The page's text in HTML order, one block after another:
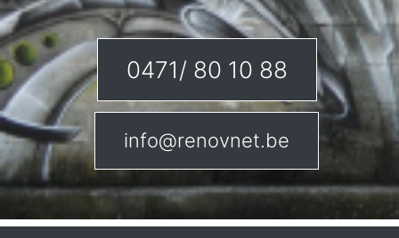
0471/ 80 10 88
info@renovnet.be